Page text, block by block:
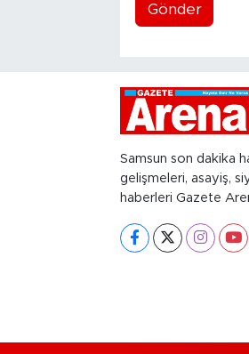
Gönder
Samsun son dakika
gelişmeleri, asayiş,
haberleri Gazete